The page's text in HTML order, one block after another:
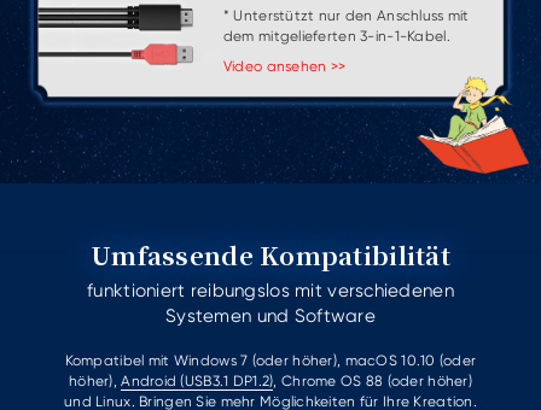
* Unterstützt nur den Anschluss mit
dem mitgelieferten 3-in-1-Kabel.
Video ansehen >>
Umfassende Kompatibilität
funktioniert reibungslos mit verschiedenen
Systemen und Software
Kompatibel mit Windows 7 (oder höher), macOS 10.10 (oder
höher),Android (USB3.1 DP1.2), Chrome OS 88 (oder höher)
und Linux. Bringen Sie mehr Möglichkeiten für Ihre Kreation.